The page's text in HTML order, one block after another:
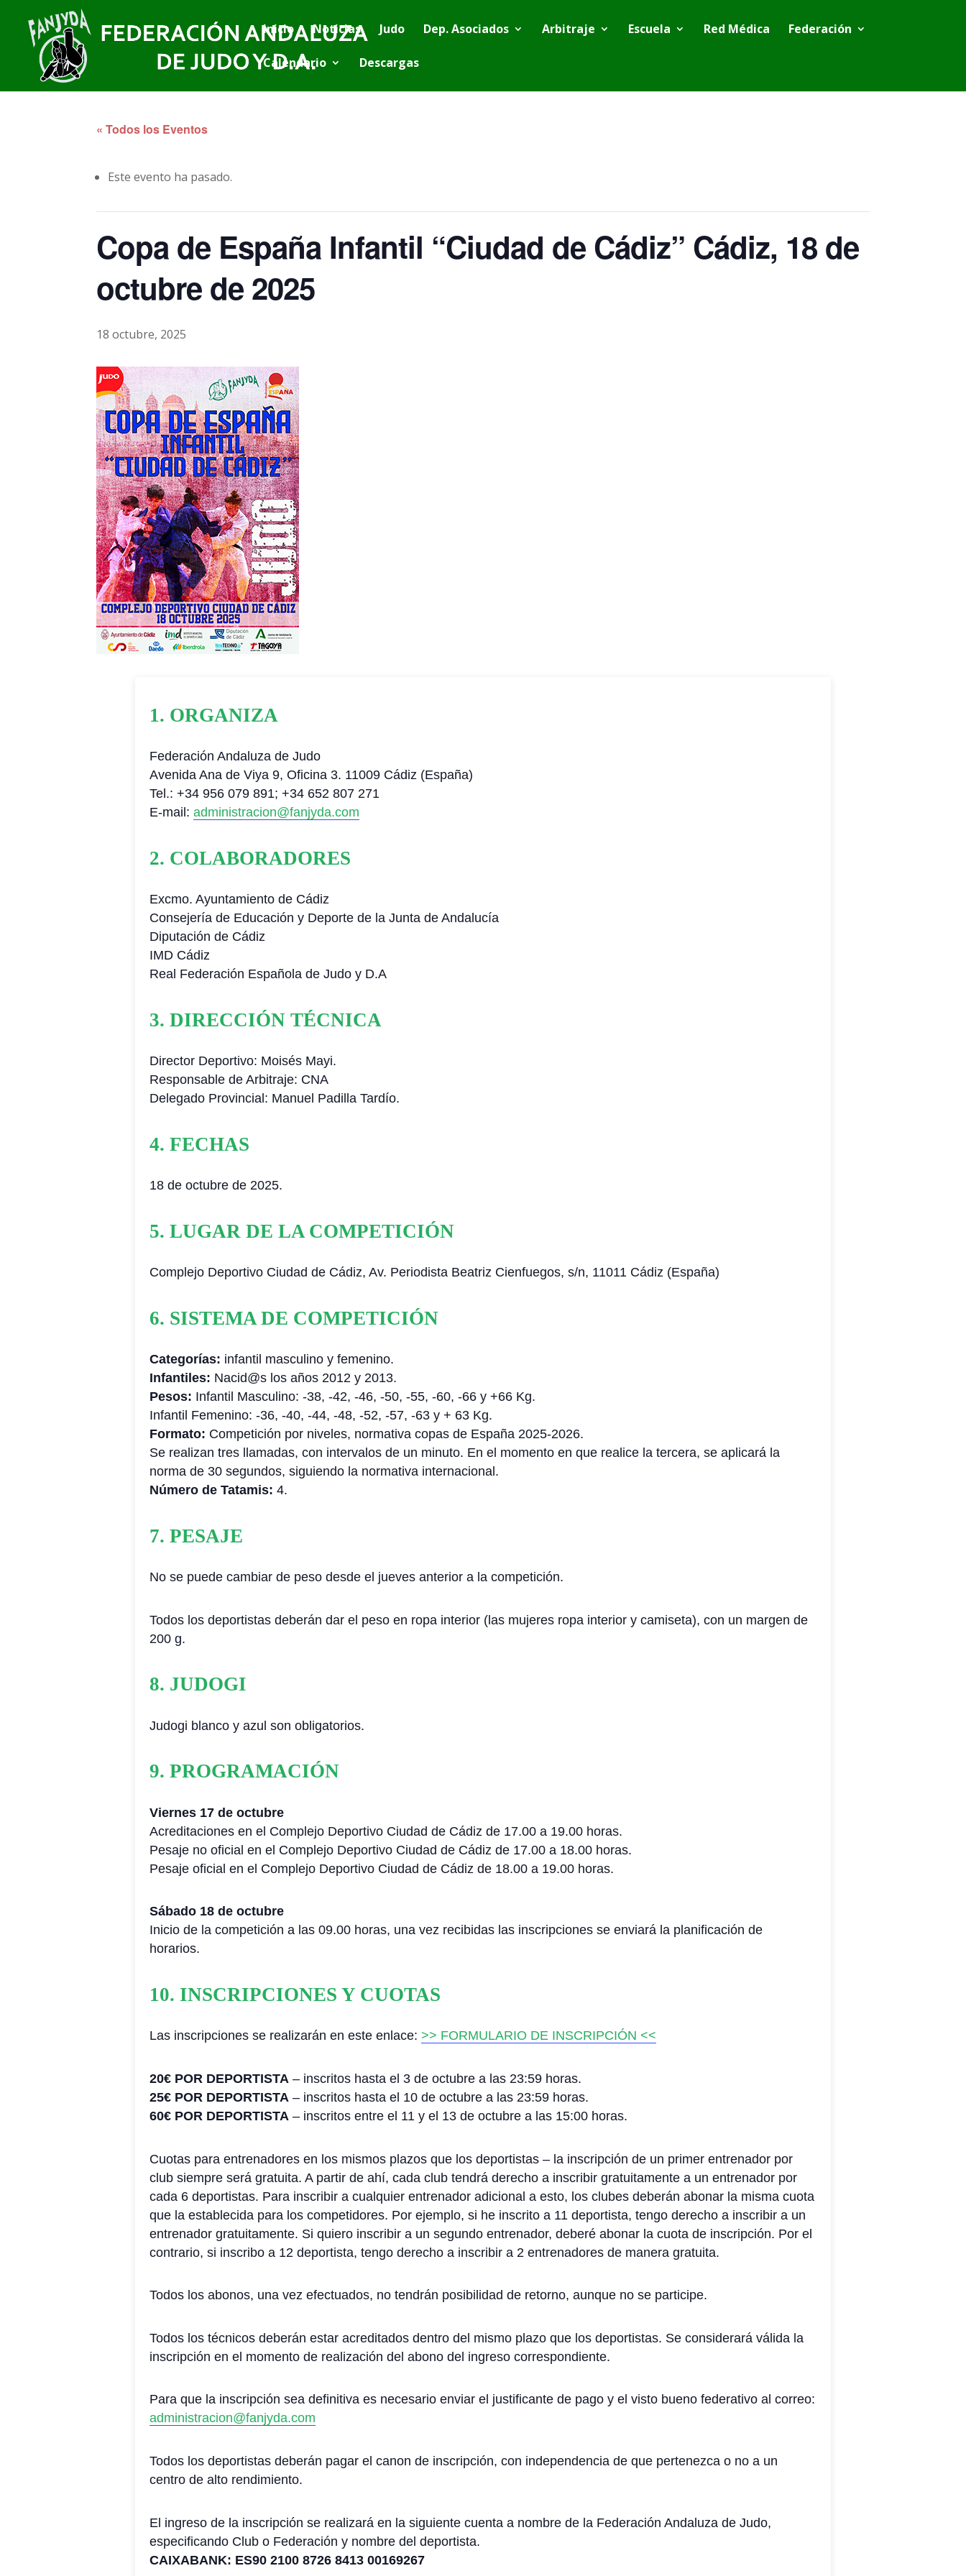
Inicio Noticias Judo Dep. Asociados Arbitraje Escuela Red Médica Federación
Calendario Descargas
« Todos los Eventos
Este evento ha pasado.
Copa de España Infantil “Ciudad de Cádiz” Cádiz, 18 de
octubre de 2025
18 octubre, 2025
1. ORGANIZA
Federación Andaluza de Judo
Avenida Ana de Viya 9, Oficina 3. 11009 Cádiz (España)
Tel.: +34 956 079 891; +34 652 807 271
E-mail:administracion@fanjyda.com
2. COLABORADORES
Excmo. Ayuntamiento de Cádiz
Consejería de Educación y Deporte de la Junta de Andalucía
Diputación de Cádiz
IMD Cádiz
Real Federación Española de Judo y D.A
3. DIRECCIÓN TÉCNICA
Director Deportivo: Moisés Mayi.
Responsable de Arbitraje: CNA
Delegado Provincial: Manuel Padilla Tardío.
4. FECHAS
18 de octubre de 2025.
5. LUGAR DE LA COMPETICIÓN
Complejo Deportivo Ciudad de Cádiz, Av. Periodista Beatriz Cienfuegos, s/n, 11011 Cádiz (España)
6. SISTEMA DE COMPETICIÓN
Categorías: infantil masculino y femenino.
Infantiles: Nacid@s los años 2012 y 2013.
Pesos: Infantil Masculino: -38, -42, -46, -50, -55, -60, -66 y +66 Kg.
Infantil Femenino: -36, -40, -44, -48, -52, -57, -63 y + 63 Kg.
Formato: Competición por niveles, normativa copas de España 2025-2026.
Se realizan tres llamadas, con intervalos de un minuto. En el momento en que realice la tercera, se aplicará la
norma de 30 segundos, siguiendo la normativa internacional.
Número de Tatamis: 4.
7. PESAJE
No se puede cambiar de peso desde el jueves anterior a la competición.
Todos los deportistas deberán dar el peso en ropa interior (las mujeres ropa interior y camiseta), con un margen de
200 g.
8. JUDOGI
Judogi blanco y azul son obligatorios.
9. PROGRAMACIÓN
Viernes 17 de octubre
Acreditaciones en el Complejo Deportivo Ciudad de Cádiz de 17.00 a 19.00 horas.
Pesaje no oficial en el Complejo Deportivo Ciudad de Cádiz de 17.00 a 18.00 horas.
Pesaje oficial en el Complejo Deportivo Ciudad de Cádiz de 18.00 a 19.00 horas.
Sábado 18 de octubre
Inicio de la competición a las 09.00 horas, una vez recibidas las inscripciones se enviará la planificación de
horarios.
10. INSCRIPCIONES Y CUOTAS
Las inscripciones se realizarán en este enlace: >> FORMULARIO DE INSCRIPCIÓN <<
20€ POR DEPORTISTA – inscritos hasta el 3 de octubre a las 23:59 horas.
25€ POR DEPORTISTA – inscritos hasta el 10 de octubre a las 23:59 horas.
60€ POR DEPORTISTA – inscritos entre el 11 y el 13 de octubre a las 15:00 horas.
Cuotas para entrenadores en los mismos plazos que los deportistas – la inscripción de un primer entrenador por
club siempre será gratuita. A partir de ahí, cada club tendrá derecho a inscribir gratuitamente a un entrenador por
cada 6 deportistas. Para inscribir a cualquier entrenador adicional a esto, los clubes deberán abonar la misma cuota
que la establecida para los competidores. Por ejemplo, si he inscrito a 11 deportista, tengo derecho a inscribir a un
entrenador gratuitamente. Si quiero inscribir a un segundo entrenador, deberé abonar la cuota de inscripción. Por el
contrario, si inscribo a 12 deportista, tengo derecho a inscribir a 2 entrenadores de manera gratuita.
Todos los abonos, una vez efectuados, no tendrán posibilidad de retorno, aunque no se participe.
Todos los técnicos deberán estar acreditados dentro del mismo plazo que los deportistas. Se considerará válida la
inscripción en el momento de realización del abono del ingreso correspondiente.
Para que la inscripción sea definitiva es necesario enviar el justificante de pago y el visto bueno federativo al correo:
administracion@fanjyda.com
Todos los deportistas deberán pagar el canon de inscripción, con independencia de que pertenezca o no a un
centro de alto rendimiento.
El ingreso de la inscripción se realizará en la siguiente cuenta a nombre de la Federación Andaluza de Judo,
especificando Club o Federación y nombre del deportista.
CAIXABANK: ES90 2100 8726 8413 00169267